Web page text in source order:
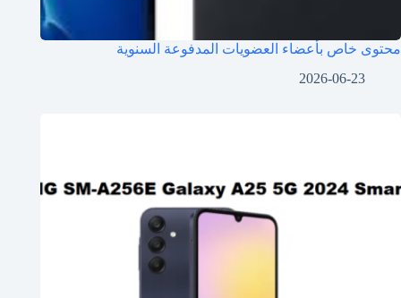
محتوى خاص بأعضاء العضويات المدفوعة السنوية
2026-06-23